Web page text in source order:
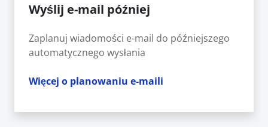
Wyślij e-mail później
Zaplanuj wiadomości e-mail do późniejszego
automatycznego wysłania
Więcej o planowaniu e-maili